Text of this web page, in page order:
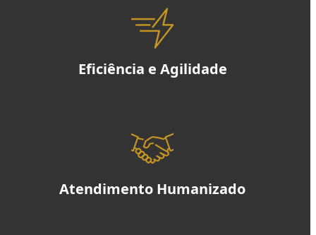
Eficiência e Agilidade
Atendimento Humanizado